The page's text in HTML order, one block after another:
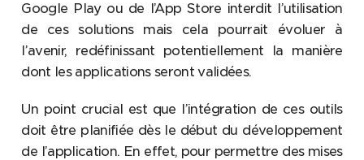
Google Play ou de l’App Store interdit l’utilisation
de ces solutions mais cela pourrait évoluer à
l’avenir, redéfinissant potentiellement la manière
dont les applications seront validées.
Un point crucial est que l’intégration de ces outils
doit être planifiée dès le début du développement
de l’application. En effet, pour permettre des mises